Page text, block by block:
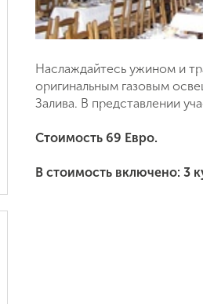
Наслаждайтесь ужином и
оригинальным газовым
Залива. В представлении
Стоимость 69 Евро.
В стоимость включено: 3